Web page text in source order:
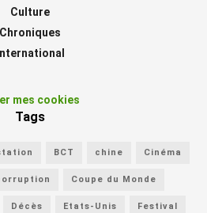
Culture
Chroniques
International
mes cookies
Tags
BCT chine Cinéma
Coupe du Monde
Décès Etats-Unis Festival